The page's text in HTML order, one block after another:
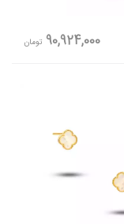
90,924,000 تومان